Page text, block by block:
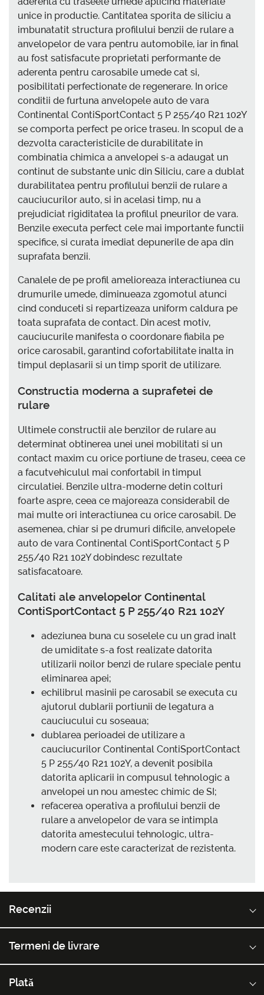
unice in productie. Cantitatea sporita de siliciu a
imbunatatit structura profilului benzii de rulare a
anvelopelor de vara pentru automobile, iar in final
au fost satisfacute proprietati performante de
aderenta pentru carosabile umede cat si,
posibilitati perfectionate de regenerare. In orice
conditii de furtuna anvelopele auto de vara
Continental ContiSportContact 5 P 255/40 R21 102Y
se comporta perfect pe orice traseu. In scopul de a
dezvolta caracteristicile de durabilitate in
combinatia chimica a anvelopei s-a adaugat un
continut de substante unic din Siliciu, care a dublat
durabilitatea pentru profilului benzii de rulare a
cauciucurilor auto, si in acelasi timp, nu a
prejudiciat rigiditatea la profilul pneurilor de vara.
Benzile executa perfect cele mai importante functii
specifice, si curata imediat depunerile de apa din
suprafata benzii.
Canalele de pe profil amelioreaza interactiunea cu
drumurile umede, diminueaza zgomotul atunci
cind conduceti si repartizeaza uniform caldura pe
toata suprafata de contact. Din acest motiv,
cauciucurile manifesta o coordonare fiabila pe
orice carosabil, garantind cofortabilitate inalta in
timpul deplasarii si un timp sporit de utilizare.
Constructia moderna a suprafetei de
rulare
Ultimele constructii ale benzilor de rulare au
determinat obtinerea unei unei mobilitati si un
contact maxim cu orice portiune de traseu, ceea ce
a facutvehiculul mai confortabil in timpul
circulatiei. Benzile ultra-moderne detin colturi
foarte aspre, ceea ce majoreaza considerabil de
mai multe ori interactiunea cu orice carosabil. De
asemenea, chiar si pe drumuri dificile, anvelopele
auto de vara Continental ContiSportContact 5 P
255/40 R21 102Y dobindesc rezultate
satisfacatoare.
Calitati ale anvelopelor Continental
ContiSportContact 5 P 255/40 R21 102Y
adeziunea buna cu soselele cu un grad inalt
de umiditate s-a fost realizate datorita
utilizarii noilor benzi de rulare speciale pentu
eliminarea apei;
echilibrul masinii pe carosabil se executa cu
ajutorul dublarii portiunii de legatura a
cauciucului cu soseaua;
dublarea perioadei de utilizare a
cauciucurilor Continental ContiSportContact
5 P 255/40 R21 102Y, a devenit posibila
datorita aplicarii in compusul tehnologic a
anvelopei un nou amestec chimic de SI;
refacerea operativa a profilului benzii de
rulare a anvelopelor de vara se intimpla
datorita amestecului tehnologic, ultra-
modern care este caracterizat de rezistenta.
Recenzii
Termeni de livrare
Plată